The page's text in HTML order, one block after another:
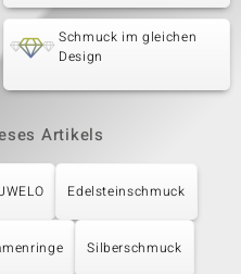
Schmuck im gleichen
Design
Artikels
Edelsteinschmuck
Silberschmuck